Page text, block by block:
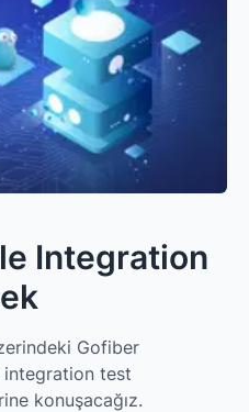
Integration
Gofiber
integration test
konuşacağız.